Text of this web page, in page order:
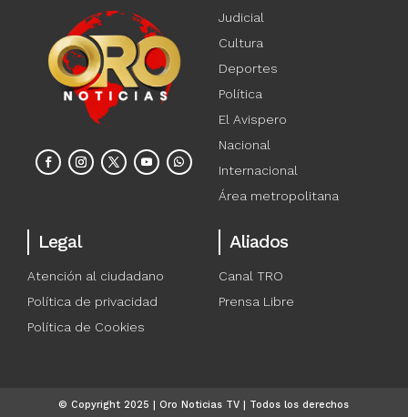
Judicial
Cultura
Deportes
Política
El Avispero
Nacional
Internacional
Área metropolitana
Legal
Atención al ciudadano
Política de privacidad
Política de Cookies
Aliados
Canal TRO
Prensa Libre
© Copyright 2025 | Oro Noticias TV | Todos los derechos